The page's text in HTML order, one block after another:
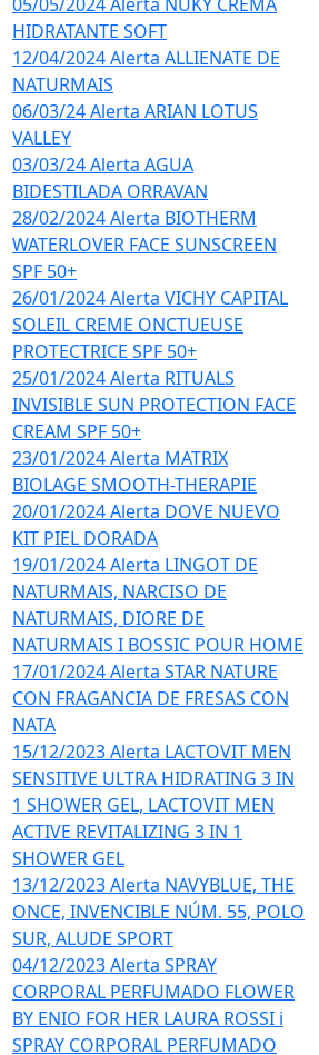
HIDRATANTE SOFT
12/04/2024 Alerta ALLIENATE DE
NATURMAIS
06/03/24 Alerta ARIAN LOTUS
VALLEY
03/03/24 Alerta AGUA
BIDESTILADA ORRAVAN
28/02/2024 Alerta BIOTHERM
WATERLOVER FACE SUNSCREEN
SPF 50+
26/01/2024 Alerta VICHY CAPITAL
SOLEIL CREME ONCTUEUSE
PROTECTRICE SPF 50+
25/01/2024 Alerta RITUALS
INVISIBLE SUN PROTECTION FACE
CREAM SPF 50+
23/01/2024 Alerta MATRIX
BIOLAGE SMOOTH-THERAPIE
20/01/2024 Alerta DOVE NUEVO
KIT PIEL DORADA
19/01/2024 Alerta LINGOT DE
NATURMAIS, NARCISO DE
NATURMAIS, DIORE DE
NATURMAIS I BOSSIC POUR HOME
17/01/2024 Alerta STAR NATURE
CON FRAGANCIA DE FRESAS CON
NATA
15/12/2023 Alerta LACTOVIT MEN
SENSITIVE ULTRA HIDRATING 3 IN
1 SHOWER GEL, LACTOVIT MEN
ACTIVE REVITALIZING 3 IN 1
SHOWER GEL
13/12/2023 Alerta NAVYBLUE, THE
ONCE, INVENCIBLE NÚM. 55, POLO
SUR, ALUDE SPORT
04/12/2023 Alerta SPRAY
CORPORAL PERFUMADO FLOWER
BY ENIO FOR HER LAURA ROSSI i
SPRAY CORPORAL PERFUMADO